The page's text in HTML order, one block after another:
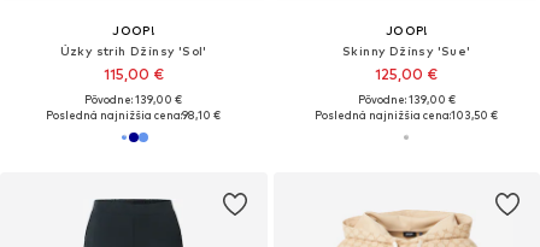
JOOP!
Úzky strih Džínsy 'Sol'
115,00 €
Pôvodne: 139,00 €
Posledná najnižšia cena:98,10 €
JOOP!
Skinny Džínsy 'Sue'
125,00 €
Pôvodne: 139,00 €
Posledná najnižšia cena:103,50 €